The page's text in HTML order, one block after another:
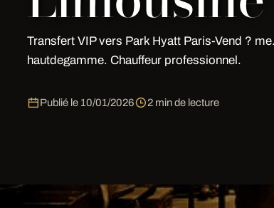
Transfert VIP vers Park Hyatt Paris-Vend ?
hautdegamme. Chauffeur professionnel.
Publié le 10/01/2026 2 min de lecture